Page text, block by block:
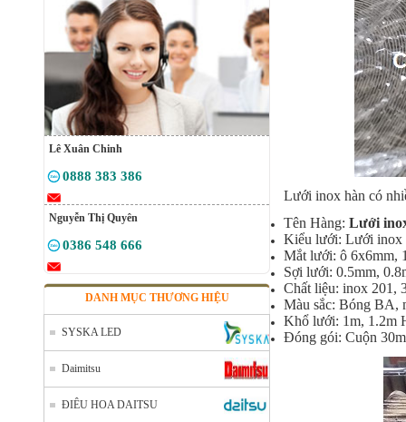
Lê Xuân Chinh
0888 383 386
Nguyễn Thị Quyên
0386 548 666
DANH MỤC THƯƠNG HIỆU
SYSKA LED
Daimitsu
ĐIÊU HOA DAITSU
Lưới inox hàn có
Tên Hàng: Lưới
Kiểu lưới: Lưới inox
Mắt lưới: ô 6x6mm,
Sợi lưới: 0.5mm,
Chất liệu: inox 201,
Màu sắc: Bóng BA,
Khổ lưới: 1m, 1.2m
Đóng gói: Cuộn